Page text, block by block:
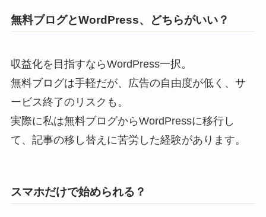
無料ブログとWordPress、どちらがいい？
収益化を目指すならWordPress一択。
無料ブログは手軽だが、広告の自由度が低く、サ
ービス終了のリスクも。
実際に私は無料ブログからWordPressに移行し
て、記事の移し替えに苦労した経験があります。
スマホだけで始められる？